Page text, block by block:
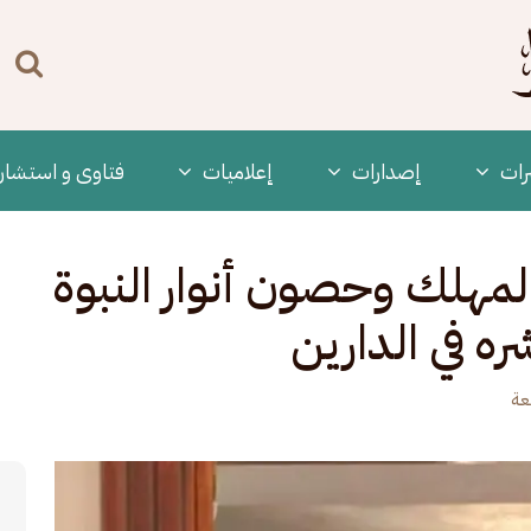
‫إصدارات إعلاميات فتاوى و
وحصون أنوار النبوة
في الدارين